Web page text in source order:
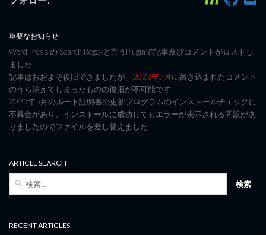
重要なお知らせ
Word Press の Search Regexと言うPluginで記事及びコメントがロストし
ました。
記事はおおよそ復旧できましたが、 2023年7月に書き込まれたコメント
のうち消えてしまったものの復旧が不可能です
2023年5月のルート証明書の更新プログラムのインストールチェックに
不具合があり、インストールに成功してもエラーが表示される問題があ
りましたのでファイルを差し替えました
ARTICLE SEARCH
RECENT ARTICLES